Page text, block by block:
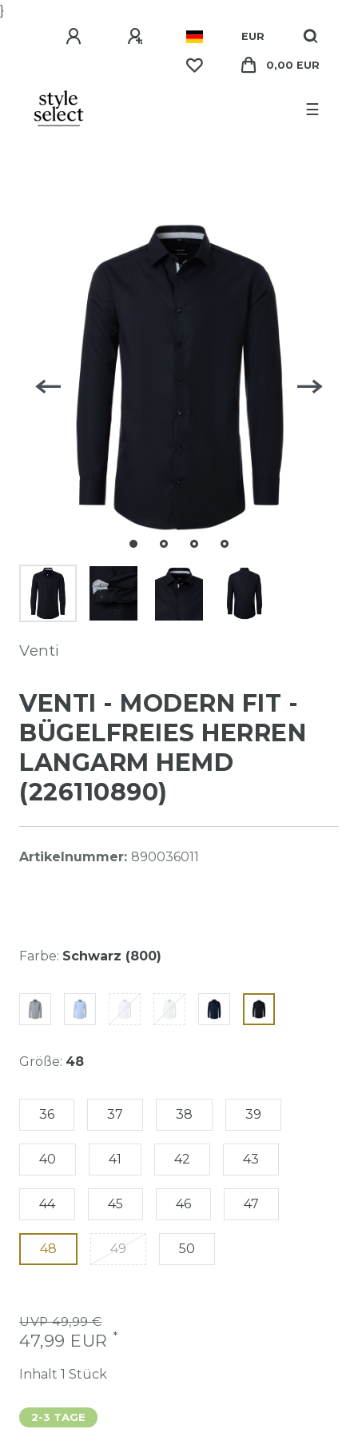
}
EUR
0,00 EUR
☰
Venti
VENTI - MODERN FIT -
BÜGELFREIES HERREN
LANGARM HEMD
(226110890)
Artikelnummer: 890036011
Farbe: Schwarz (800)
Größe: 48
36 37 38 39
40 41 42 43
44 45 46 47
48 49 50
UVP 49,99 €
47,99 EUR *
Inhalt 1 Stück
2-3 TAGE